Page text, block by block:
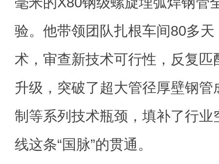
验。他带领团队扎根车间80多
术，审查新技术可行性，反复匹
升级，突破了超大管径厚壁钢
制等系列技术瓶颈，填补了行业
线这条“国脉”的贯通。